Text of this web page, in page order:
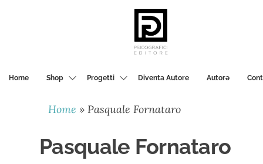
Home
Shop Progetti Diventa Autore Autorә
Home »Pasquale Fornataro
Pasquale Fornataro